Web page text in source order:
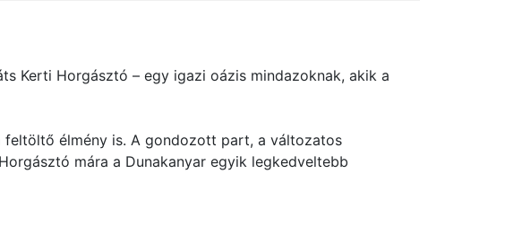
Kerti Horgásztó – egy igazi oázis mindazoknak, akik a
feltöltő élmény is. A gondozott part, a változatos
mára a Dunakanyar egyik legkedveltebb